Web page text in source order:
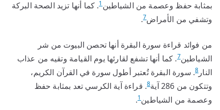
بمثابة حفظ وعصمة من الشياطين1. كما أنها تزيد الصحة البركة
وتشفي من الأمراض7
.
من فوائد قراءة سورة البقرة أنها تحصن البيوت من شر
الشياطين7. كما أنها تشفع لقارئها يوم القيامة وتقيه من عذاب
النار8. سورة البقرة تُعتبر أطول سورة في القرآن الكريم،
وتتكون من 286 آية
8. قراءة آية الكرسي تعد بمثابة حفظ
وعصمة من الشياطين1
.